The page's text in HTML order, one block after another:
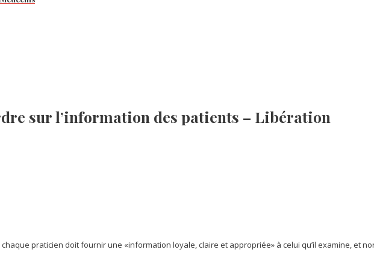
sur l’information des patients – Libération
praticien doit fournir une «information loyale, claire et appropriée» à celui qu’il examine, et